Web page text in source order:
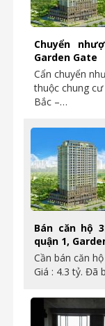
Chuyển
Garden Gate
Cẩn chuyển
thuộc chung
Bắc –…
Bán căn hộ
quận 1,
Cần bán căn
Giá : 4.3 tỷ. Đã